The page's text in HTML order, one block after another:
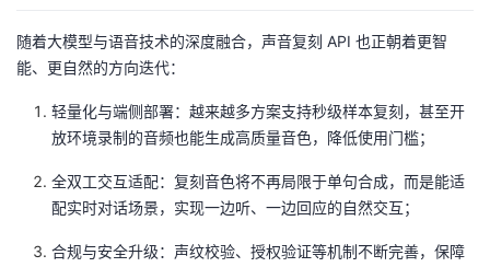
随着大模型与语音技术的深度融合，声音复刻 API 也正朝着更智
能、更自然的方向迭代：
轻量化与端侧部署：越来越多方案支持秒级样本复刻，甚至开
放环境录制的音频也能生成高质量音色，降低使用门槛；
全双工交互适配：复刻音色将不再局限于单句合成，而是能适
配实时对话场景，实现一边听、一边回应的自然交互；
合规与安全升级：声纹校验、授权验证等机制不断完善，保障